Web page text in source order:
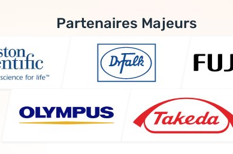
Partenaires Majeurs